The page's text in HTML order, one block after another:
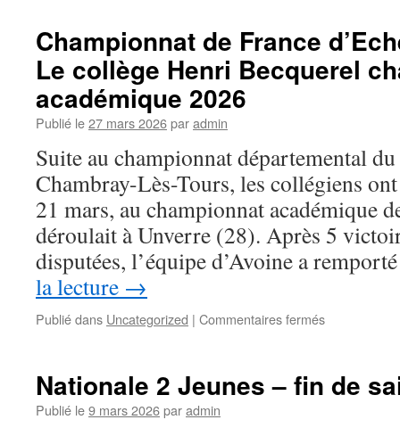
championnat
de
France
à
Vichy
(avril
2026)
Championnat de France
Le collège Henri Becquerel
académique 2026
Publié le27 mars 2026paradmin
Suite au championnat départemental
Chambray-Lès-Tours, les collégiens
21 mars, au championnat académique
déroulait à Unverre (28). Après 5
disputées, l’équipe d’Avoine a
la lecture →
Publié dans Uncategorized | Commentaires ferméssur
d’Echecs
Nationale 2 Jeunes – fin de
Publié le9 mars 2026paradmin